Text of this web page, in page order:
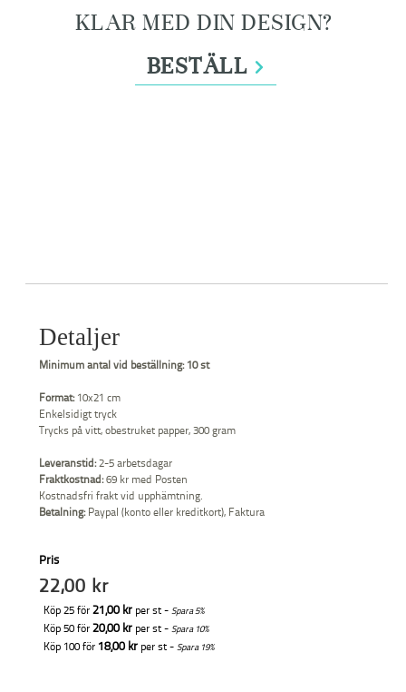
KLAR MED DIN DESIGN?
BESTÄLL >
Detaljer
Minimum antal vid beställning: 10 st
Format:10x21 cm
Enkelsidigt tryck
Trycks på vitt, obestruket papper, 300 gram
Leveranstid:2-5 arbetsdagar
Fraktkostnad:69 kr med Posten
Kostnadsfri frakt vid upphämtning.
Betalning:Paypal (konto eller kreditkort), Faktura
Pris
22,00 kr
Köp 25 för 21,00 kr per st - Spara5%
Köp 50 för 20,00 kr per st - Spara 10%
Köp 100 för 18,00 kr per st - Spara 19%